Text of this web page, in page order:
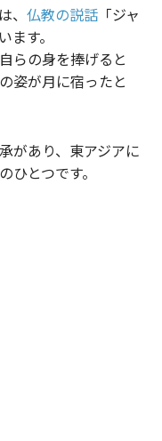
仏教の説話 「ジャ
す。
らの身を捧げると
姿が月に宿ったと
があり、東アジアに
とつです。